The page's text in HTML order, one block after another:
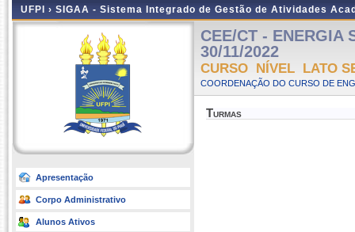
UFPI › SIGAA - Sistema Integrado de Gestão de Atividades
Apresentação
Corpo Administrativo
Alunos Ativos
CEE/CT - ENERGIA
30/11/2022
CURSO NÍVEL LATO
COORDENAÇÃO DO CURSO DE
Turmas